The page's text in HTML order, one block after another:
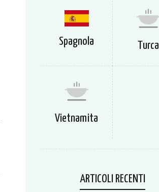
Spagnola Turca
Vietnamita
ARTICOLI RECENTI